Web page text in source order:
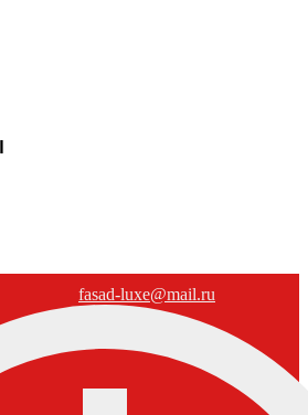
fasad-luxe@mail.ru